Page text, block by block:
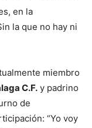
en la
la que no hay ni
miembro
C.F. y padrino
de
“Yo voy